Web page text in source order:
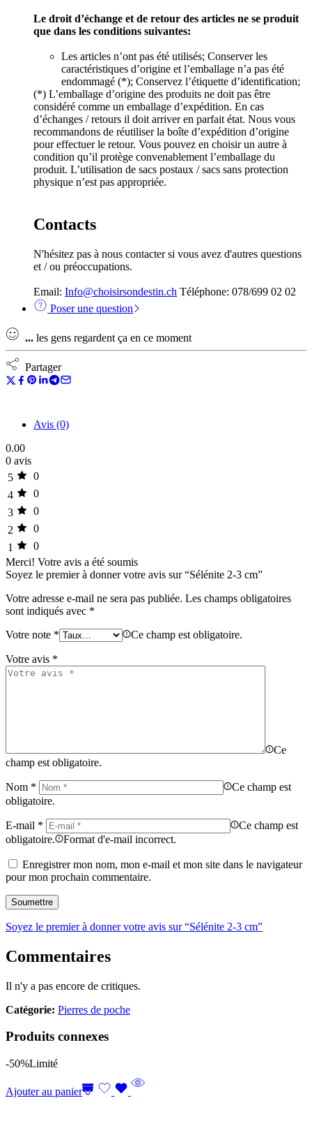
Le droit d’échange et de retour des articles ne se produit
que dans les conditions suivantes:
Les articles n’ont pas été utilisés; Conserver les
caractéristiques d’origine et l’emballage n’a pas été
endommagé (*); Conservez l’étiquette d’identification;
(*) L’emballage d’origine des produits ne doit pas être
considéré comme un emballage d’expédition. En cas
d’échanges / retours il doit arriver en parfait état. Nous vous
recommandons de réutiliser la boîte d’expédition d’origine
pour effectuer le retour. Vous pouvez en choisir un autre à
condition qu’il protège convenablement l’emballage du
produit. L’utilisation de sacs postaux / sacs sans protection
physique n’est pas appropriée.
Contacts
N'hésitez pas à nous contacter si vous avez d'autres questions
et / ou préoccupations.
Email: Info@choisirsondestin.ch Téléphone: 078/699 02 02
Poser une question
... les gens regardent ça en ce moment
Partager
Avis (0)
0.00
0 avis
5
0
4
0
3
0
2
0
1
0
Merci! Votre avis a été soumis
Soyez le premier à donner votre avis sur “Sélénite 2-3 cm”
Votre adresse e-mail ne sera pas publiée. Les champs obligatoires
sont indiqués avec *
Votre note * Ce champ est obligatoire.
Votre avis *
Ce
champ est obligatoire.
Nom *
Ce champ est
obligatoire.
E-mail *
Ce champ est
obligatoire.
Format d'e-mail incorrect.
Enregistrer mon nom, mon e-mail et mon site dans le navigateur
pour mon prochain commentaire.
Soyez le premier à donner votre avis sur “Sélénite 2-3 cm”
Commentaires
Il n'y a pas encore de critiques.
Catégorie: Pierres de poche
Produits connexes
-50%Limité
Ajouter au panier